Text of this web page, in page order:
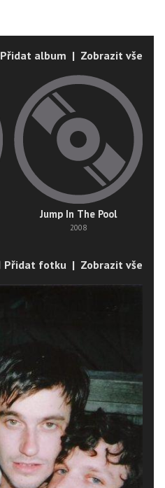
Přidat album | Zobrazit vše
Jump In The Pool
2008
Přidat fotku | Zobrazit vše